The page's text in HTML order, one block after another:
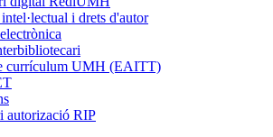
i drets d'autor
currículum UMH (EAITT)
autorizació RIP